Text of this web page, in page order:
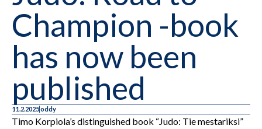
Champion -book
has now been
published
11.2.2025oddy
Timo Korpiola’s distinguished book “Judo: Tie mestariksi”